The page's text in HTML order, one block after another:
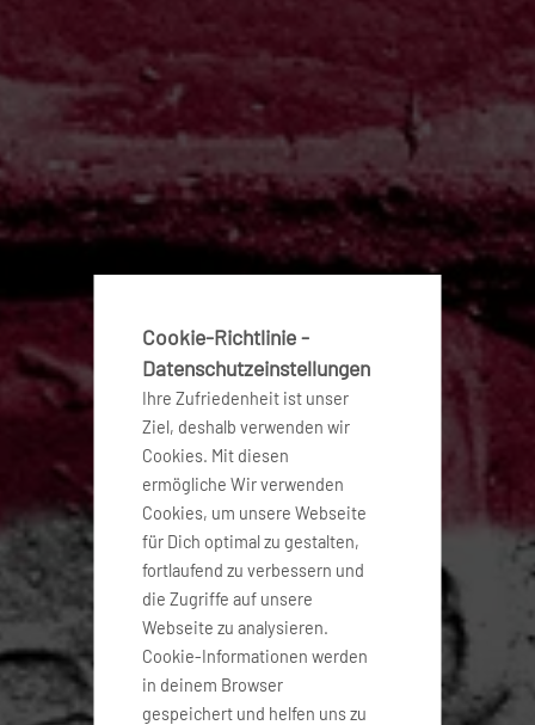
Cookie-Richtlinie -
Datenschutzeinstellungen
Ihre Zufriedenheit ist unser
Ziel, deshalb verwenden wir
Cookies. Mit diesen
ermögliche Wir verwenden
Cookies, um unsere Webseite
für Dich optimal zu gestalten,
fortlaufend zu verbessern und
die Zugriffe auf unsere
Webseite zu analysieren.
Cookie-Informationen werden
in deinem Browser
gespeichert und helfen uns zu